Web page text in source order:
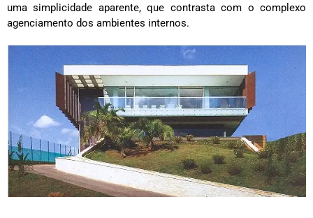
uma simplicidade aparente, que contrasta com o complexo
agenciamento dos ambientes internos.